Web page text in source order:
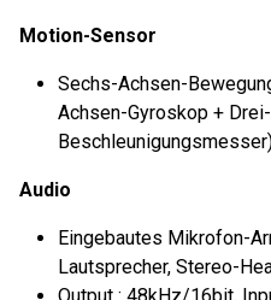
Motion-Sensor
Sechs-Achsen-
Achsen-Gyroskop +
Audio
Eingebautes Mikrofon-
Lautsprecher, Stereo-
Output : 48kHz/16bit,